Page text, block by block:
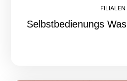
FILIALEN
Selbstbedienungs